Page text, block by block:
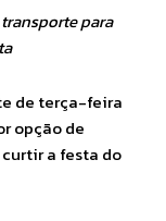
para
de terça-feira
opção de
a festa do